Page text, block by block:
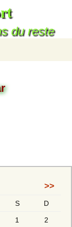
du reste
>>
S D
1 2